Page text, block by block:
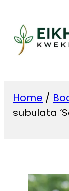
inhoud
Home /
subulata